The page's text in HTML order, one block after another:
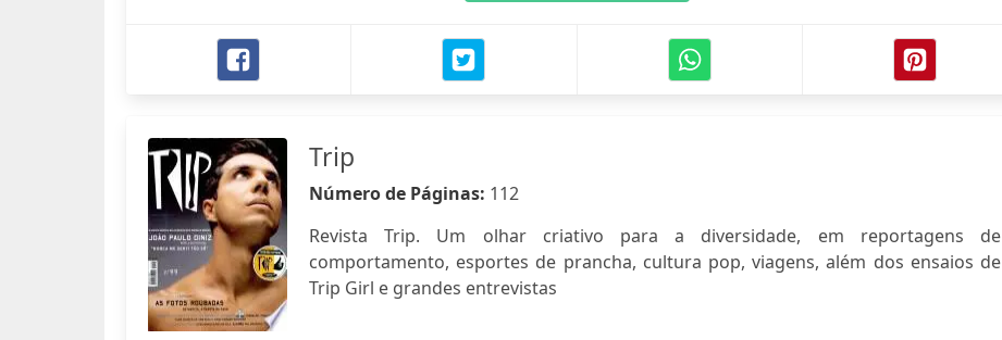
Trip
Número de Páginas: 112
Revista Trip. Um olhar criativo para a diversidade, em reportagens de
comportamento, esportes de prancha, cultura pop, viagens, além dos ensaios de
Trip Girl e grandes entrevistas